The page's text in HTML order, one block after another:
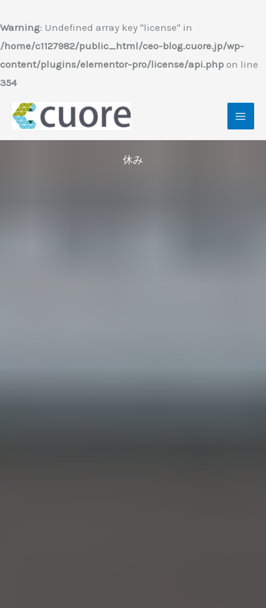
Warning: Undefined array key "license" in
/home/c1127982/public_html/ceo-blog.cuore.jp/wp-
content/plugins/elementor-pro/license/api.php on line
354
容
を
ス
キ
休み